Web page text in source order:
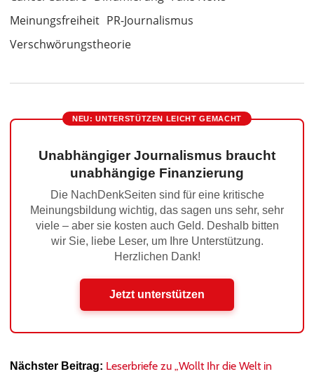
Meinungsfreiheit PR-Journalismus
Verschwörungstheorie
NEU: UNTERSTÜTZEN LEICHT GEMACHT
Unabhängiger Journalismus braucht
unabhängige Finanzierung
Die NachDenkSeiten sind für eine kritische
Meinungsbildung wichtig, das sagen uns sehr, sehr
viele – aber sie kosten auch Geld. Deshalb bitten
wir Sie, liebe Leser, um Ihre Unterstützung.
Herzlichen Dank!
Jetzt unterstützen
Nächster Beitrag: Leserbriefe zu „Wollt Ihr die Welt in